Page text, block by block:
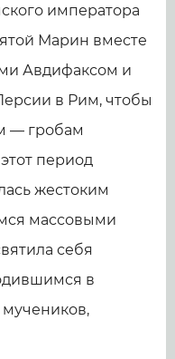
императора
Марин вместе
Авдифаксом и
в Рим, чтобы
— гробам
период
жестоким
массовыми
себя
в